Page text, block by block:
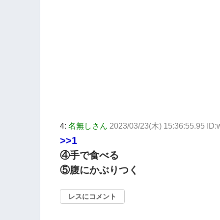
4: 名無しさん 2023/03/23(木) 15:36:55.95
>>1
④手で食べる
⑤腹にかぶりつく
レスにコメント